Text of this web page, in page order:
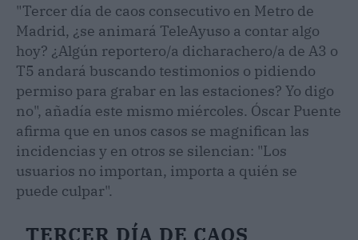
"Tercer día de caos consecutivo en Metro de
Madrid, ¿se animará TeleAyuso a contar algo
hoy? ¿Algún reportero/a dicharachero/a de A3 o
T5 andará buscando testimonios o pidiendo
permiso para grabar en las estaciones? Yo digo
no", añadía este mismo miércoles. Óscar Puente
afirma que en unos casos se magnifican las
incidencias y en otros se silencian: "Los
usuarios no importan, importa a quién se
puede culpar".
TERCER DÍA DE CAOS